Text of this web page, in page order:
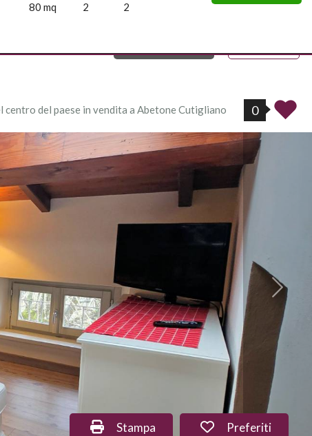
80 mq 2 2
del paese in vendita a Abetone Cutigliano 0
Preferiti: Cod.
Preferiti
Stampa: Cod. 1614
Stampa